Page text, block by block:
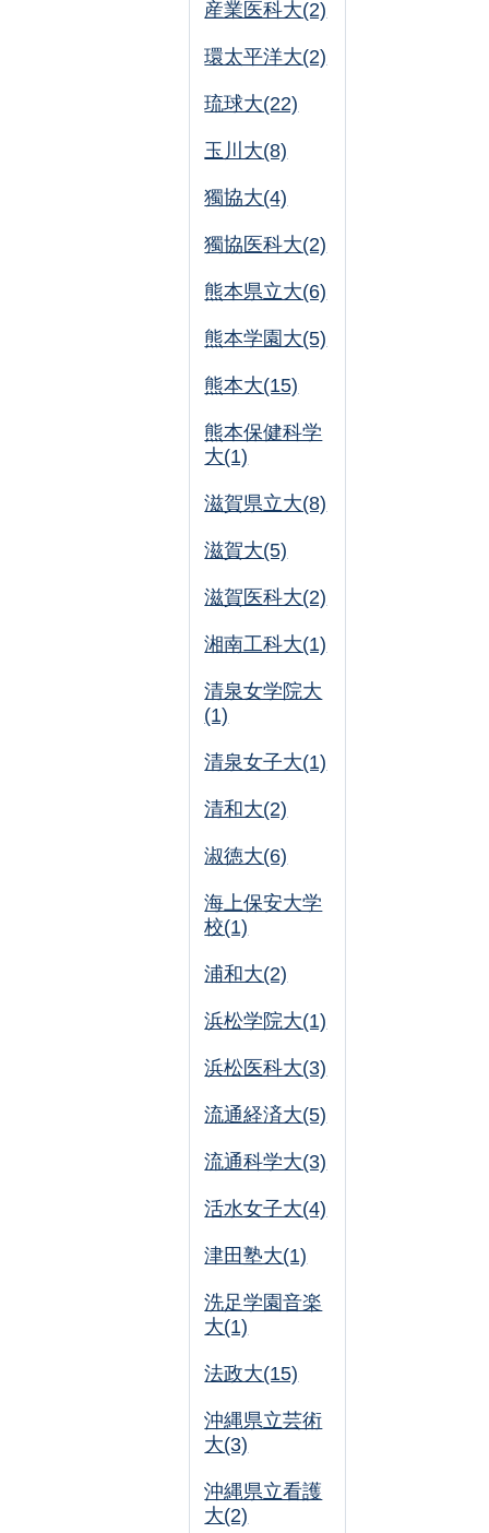
産業医科大(2)
環太平洋大(2)
琉球大(22)
玉川大(8)
獨協大(4)
獨協医科大(2)
熊本県立大(6)
熊本学園大(5)
熊本大(15)
熊本保健科学
大(1)
滋賀県立大(8)
滋賀大(5)
滋賀医科大(2)
湘南工科大(1)
清泉女学院大
(1)
清泉女子大(1)
清和大(2)
淑徳大(6)
海上保安大学
校(1)
浦和大(2)
浜松学院大(1)
浜松医科大(3)
流通経済大(5)
流通科学大(3)
活水女子大(4)
津田塾大(1)
洗足学園音楽
大(1)
法政大(15)
沖縄県立芸術
大(3)
沖縄県立看護
大(2)